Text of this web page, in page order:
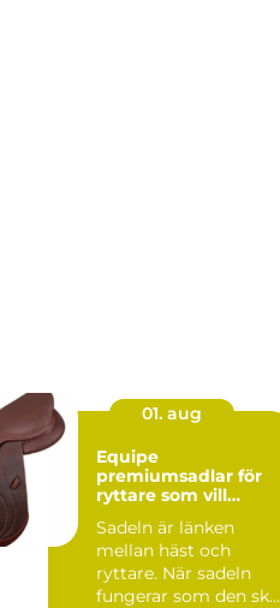
01. aug
Equipe
premiumsadlar för
ryttare som vill
Sadeln är länken
mellan häst och
ryttare. När sadeln
fungerar som den ska